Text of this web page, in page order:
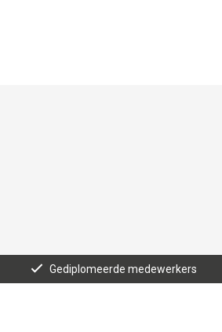
Gediplomeerde medewerkers